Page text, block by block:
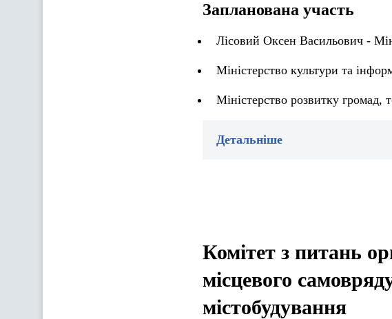
Запланована участь
Лісовий Оксен Васильович -
Міністерство культури та
Міністерство розвитку громад,
Детальніше
Комітет з питань
місцевого
містобудування